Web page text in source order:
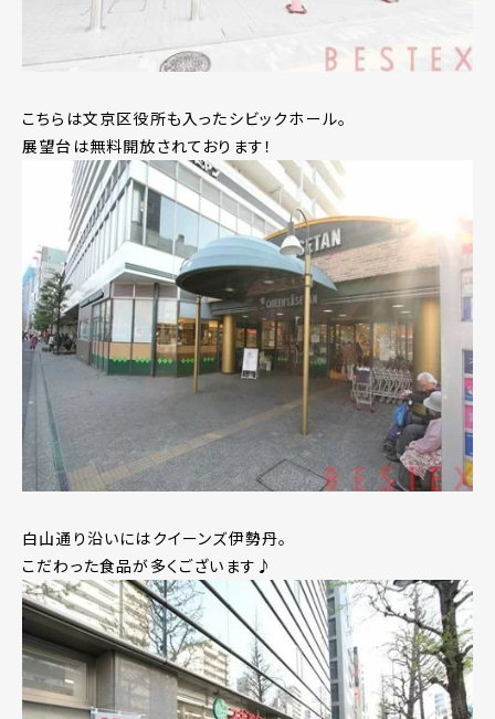
こちらは文京区役所も入ったシビックホール。
展望台は無料開放されております！
白山通り沿いにはクイーンズ伊勢丹。
こだわった食品が多くございます♪